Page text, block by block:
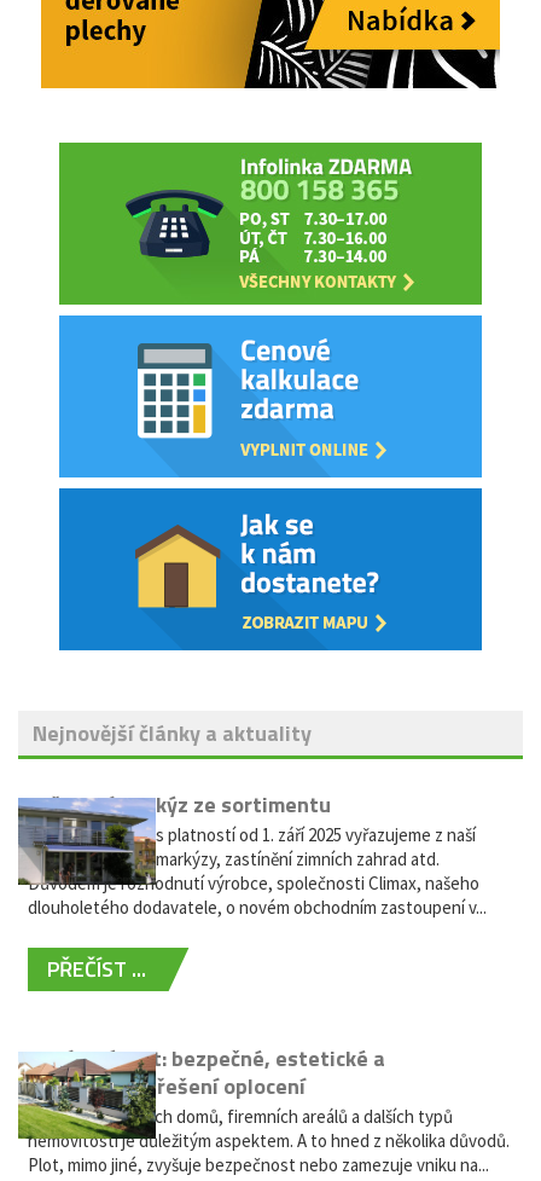
Nejnovější články a aktuality
Vyřazení markýz ze sortimentu
Vážení zákazníci, s platností od 1. září 2025 vyřazujeme z naší
nabídky výsuvné markýzy, zastínění zimních zahrad atd.
Důvodem je rozhodnutí výrobce, společnosti Climax, našeho
dlouholetého dodavatele, o novém obchodním zastoupení v...
PŘEČÍST ...
Hliníkový plot: bezpečné, estetické a
bezúdržbové řešení oplocení
Oplocení rodinných domů, firemních areálů a dalších typů
nemovitostí je důležitým aspektem. A to hned z několika důvodů.
Plot, mimo jiné, zvyšuje bezpečnost nebo zamezuje vniku na...